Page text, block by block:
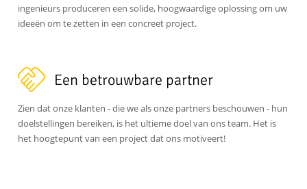
ingenieurs produceren een solide, hoogwaardige oplossing om uw
ideeën om te zetten in een concreet project.
Een betrouwbare partner
Zien dat onze klanten - die we als onze partners beschouwen - hun
doelstellingen bereiken, is het ultieme doel van ons team. Het is
het hoogtepunt van een project dat ons motiveert!